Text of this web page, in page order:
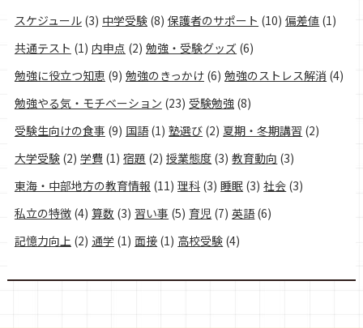
スケジュール(3) 中学受験 (8) 保護者のサポート (10) 偏差値 (1)
共通テスト (1) 内申点 (2) 勉強・受験グッズ (6)
勉強に役立つ知恵 (9) 勉強のきっかけ (6) 勉強のストレス解消 (4)
勉強やる気・モチベーション (23) 受験勉強 (8)
受験生向けの食事 (9) 国語(1) 塾選び (2) 夏期・冬期講習 (2)
大学受験(2) 学費 (1) 宿題 (2) 授業態度 (3) 教育動向 (3)
東海・中部地方の教育情報 (11) 理科 (3) 睡眠 (3) 社会 (3)
私立の特徴(4) 算数 (3) 習い事 (5) 育児 (7) 英語(6)
記憶力向上 (2) 通学 (1) 面接 (1) 高校受験 (4)